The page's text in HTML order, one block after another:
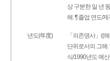
상 구분한 일 년
해. ¶ 졸업 연도/
년도(年度)
「의존명사」((
단위로서의 그해
식/1990년도 예